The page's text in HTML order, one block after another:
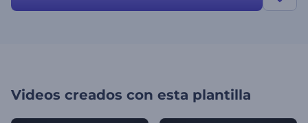
Videos creados con esta plantilla